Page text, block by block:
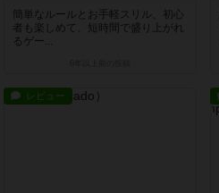
簡単なルールとお手軽スリル、初心
者も楽しめて、短時間で盛り上がれ
るゲー...
レビュー